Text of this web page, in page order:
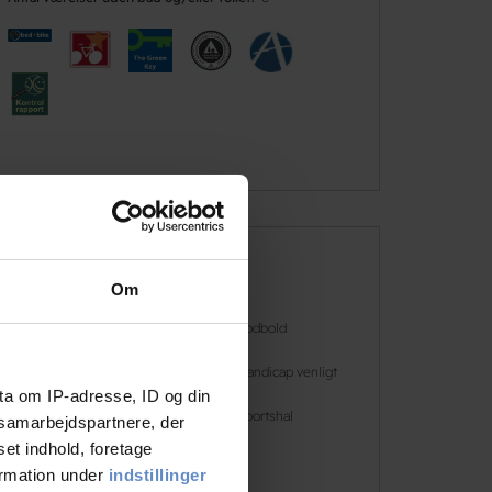
Om
om IP-adresse, ID og din
der
indhold, foretage
under indstillinger
Faciliteter
Gratis wifi Fodbold
Handicap venligt
Indendørs
fodbold
Sportshal